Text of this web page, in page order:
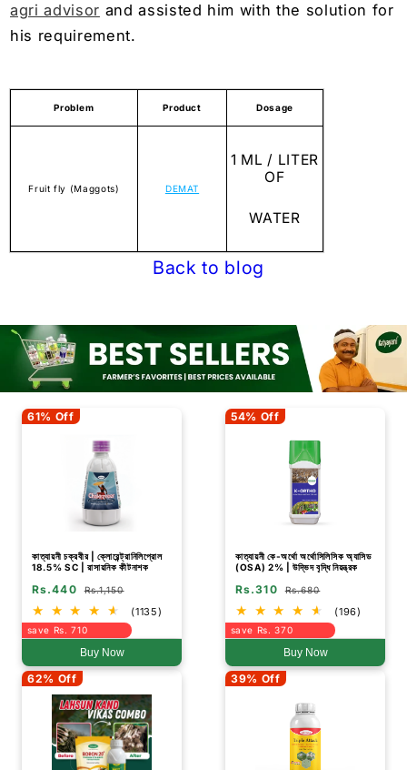
agri advisor and assisted him with the solution for
his requirement.
Problem Product Dosage
Fruit fly (Maggots) DEMAT
1 ML / LITER
OF
WATER
Back to blog
61% Off
কাত্যায়নী চক্রবীর | ক্লোরেন্ট্রানিলিপ্রোল
18.5% SC | রাসায়নিক কীটনাশক
Rs.440 Rs.1,150
(1135)
save Rs. 710
Buy Now
54% Off
কাত্যায়নী কে-অর্থো অর্থোসিলিসিক অ্যাসিড
(OSA) 2% | উদ্ভিদ বৃদ্ধি নিয়ন্ত্রক
Rs.310 Rs.680
(196)
save Rs. 370
Buy Now
62% Off 39% Off